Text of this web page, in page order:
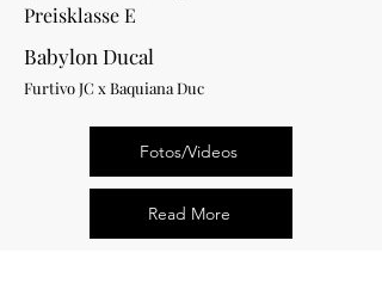
Preisklasse E
Babylon Ducal
Furtivo JC x Baquiana Duc
Fotos/Videos
Read More